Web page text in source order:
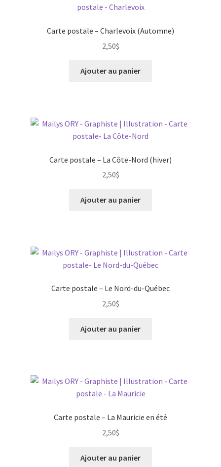
Carte postale – Charlevoix (Automne)
2,50$
Ajouter au panier
Carte postale – La Côte-Nord (hiver)
2,50$
Ajouter au panier
Carte postale – Le Nord-du-Québec
2,50$
Ajouter au panier
Carte postale – La Mauricie en été
2,50$
Ajouter au panier